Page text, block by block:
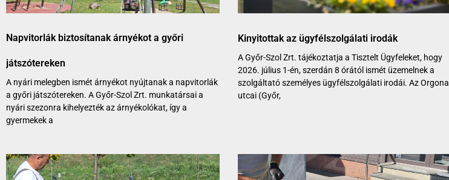
Napvitorlák biztosítanak árnyékot a győri
játszótereken
A nyári melegben ismét árnyékot nyújtanak a napvitorlák
a győri játszótereken. A Győr-Szol Zrt. munkatársai a
nyári szezonra kihelyezték az árnyékolókat, így a
gyermekek a
Kinyitottak az ügyfélszolgálati irodák
A Győr-Szol Zrt. tájékoztatja a Tisztelt Ügyfeleket, hogy
2026. július 1-én, szerdán 8 órától ismét üzemelnek a
szolgáltató személyes ügyfélszolgálati irodái. Az Orgona
utcai (Győr,